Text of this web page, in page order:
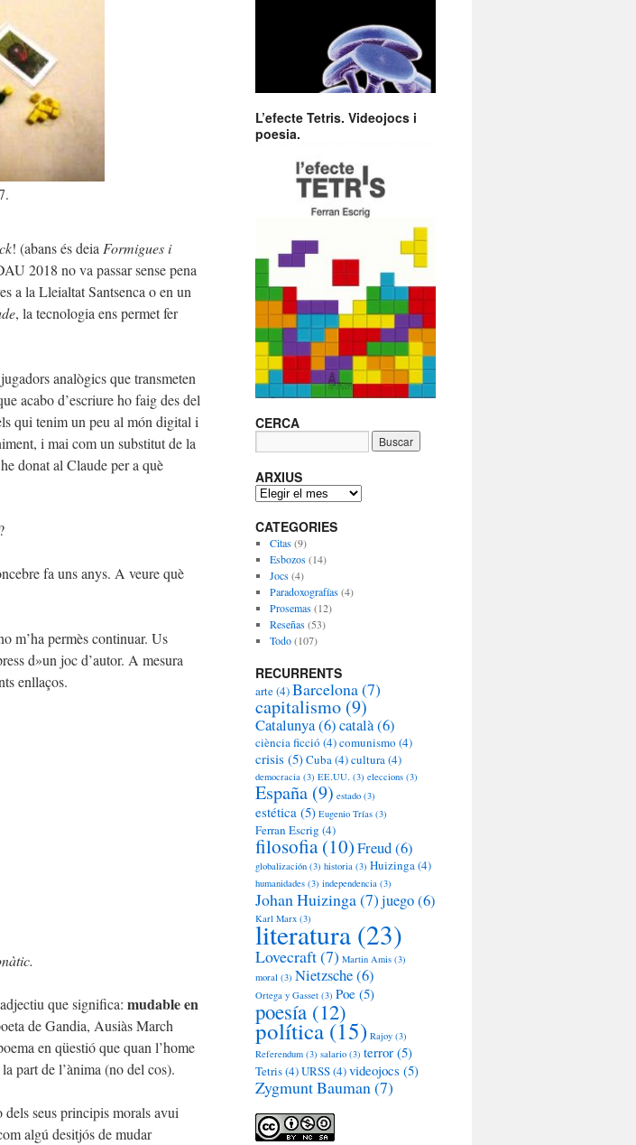
! (abans és deia Formigues i
2018 no va passar sense pena
a la Lleialtat Santsenca o en un
, la tecnologia ens permet fer
analògics que transmeten
acabo d’escriure ho faig des del
qui tenim un peu al món digital i
i mai com un substitut de la
donat al Claude per a què
fa uns anys. A veure què
m’ha permès continuar. Us
d»un joc d’autor. A mesura
enllaços.
que significa: mudable en
de Gandia, Ausiàs March
en qüestió que quan l’home
part de l’ànima (no del cos).
seus principis morals avui
algú desitjós de mudar
L’efecte Tetris. Videojocs i
poesia.
CERCA
ARXIUS
A
X
I
U
S
CATEGORIES
Citas(9)
Esbozos(14)
Jocs(4)
Paradoxografías(4)
Prosemas(12)
Reseñas(53)
Todo(107)
RECURRENTS
arte(4)Barcelona(7)
capitalismo (9)
Catalunya(6)català(6)
ciència ficció (4)comunismo (4)
crisis (5)Cuba(4)cultura(4)
democracia (3) EE.UU. (3) eleccions (3)
España (9) estado (3)
estética (5) Eugenio Trías (3)
Ferran Escrig (4)
filosofia(10)Freud(6)
globalización (3) historia (3) Huizinga(4)
humanidades (3) independencia (3)
Johan Huizinga(7)juego(6)
Karl Marx (3)
literatura (23)
Lovecraft(7) Martin Amis (3)
moral (3) Nietzsche(6)
Ortega y Gasset (3) Poe (5)
poesía (12)
política (15) Rajoy (3)
Referendum (3) salario (3) terror (5)
Tetris(4)URSS(4)videojocs (5)
Zygmunt Bauman(7)